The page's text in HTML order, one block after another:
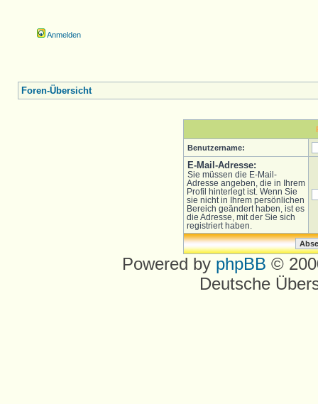
Anmelden
Foren-Übersicht
Benutzername:
E-Mail-Adresse:
Sie müssen die E-Mail-
Adresse angeben, die in Ihrem
Profil hinterlegt ist. Wenn Sie
sie nicht in Ihrem persönlichen
Bereich geändert haben, ist es
die Adresse, mit der Sie sich
registriert haben.
Powered by phpBB ©
Deutsche